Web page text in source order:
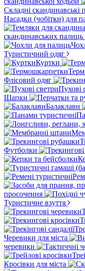
Складні скандинавські
Насадки (чобітки) для
скандинавських палиць
Туристичний одяг
Куртки
Флісовий одяг
Пухові
Шапки
Балаклави
Футболки
просочення
Туристичне взуття
Черевики для міста
черевики
Кросівки для міста